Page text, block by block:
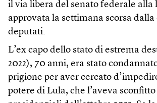
il via libera del senato federale alla
approvata la settimana scorsa
deputati.
L’ex capo dello stato di estrema
2022), 70 anni, era stato
prigione per aver cercato
potere di Lula, che l’aveva